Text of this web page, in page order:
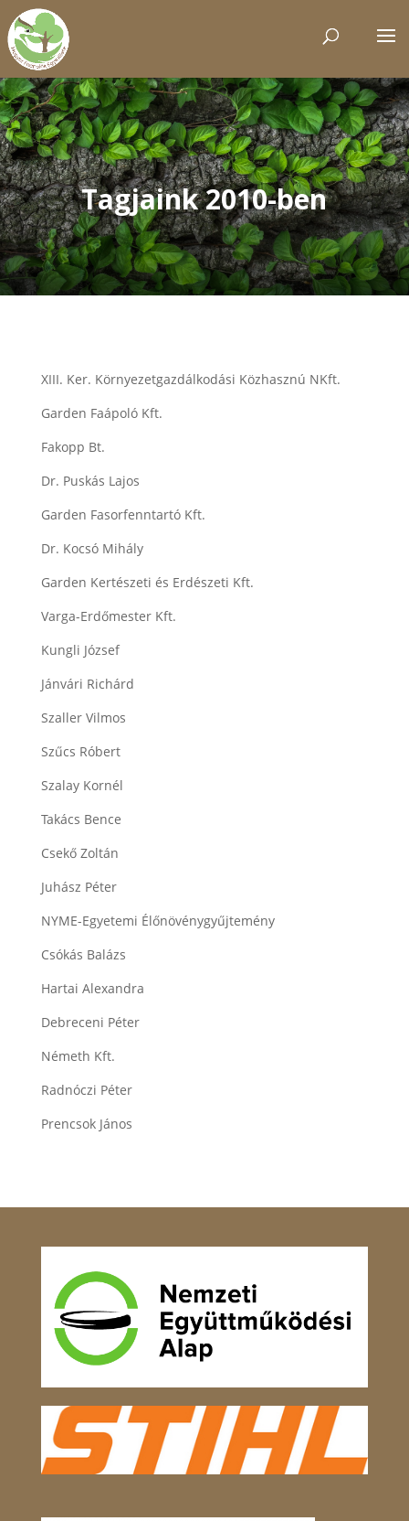
Tagjaink 2010-ben
XIII. Ker. Környezetgazdálkodási Közhasznú NKft.
Garden Faápoló Kft.
Fakopp Bt.
Dr. Puskás Lajos
Garden Fasorfenntartó Kft.
Dr. Kocsó Mihály
Garden Kertészeti és Erdészeti Kft.
Varga-Erdőmester Kft.
Kungli József
Jánvári Richárd
Szaller Vilmos
Szűcs Róbert
Szalay Kornél
Takács Bence
Csekő Zoltán
Juhász Péter
NYME-Egyetemi Élőnövénygyűjtemény
Csókás Balázs
Hartai Alexandra
Debreceni Péter
Németh Kft.
Radnóczi Péter
Prencsok János